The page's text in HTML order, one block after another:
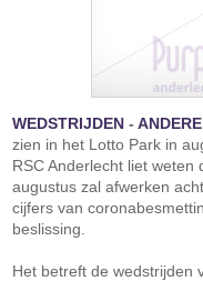
WEDSTRIJDEN -ANDERE
zien in het Lotto Park in
RSC Anderlecht liet weten
augustus zal afwerken
cijfers van
beslissing.
Het betreft de wedstrijden